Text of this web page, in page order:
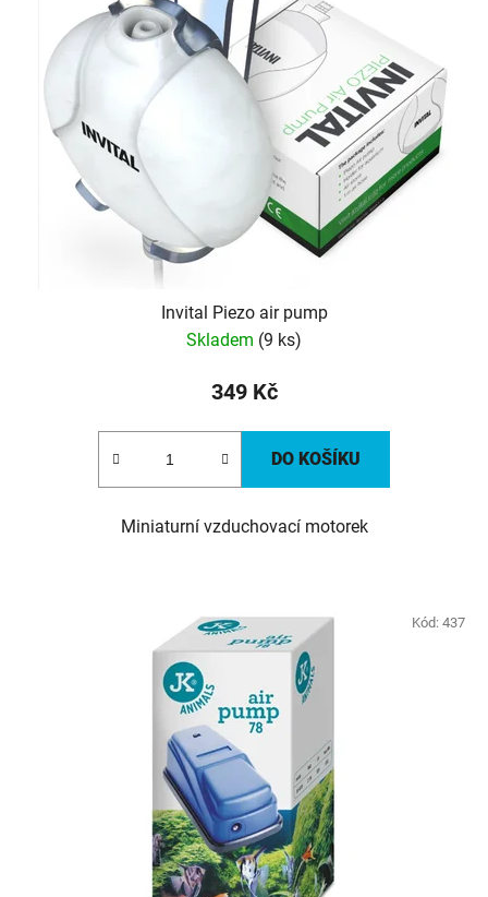
Invital Piezo air pump
Skladem (9 ks)
349 Kč
DO KOŠÍKU
Miniaturní vzduchovací motorek
Kód: 437